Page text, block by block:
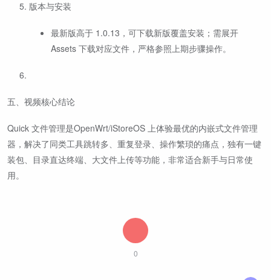
版本与安装
最新版高于 1.0.13，可下载新版覆盖安装；需展开
Assets 下载对应文件，严格参照上期步骤操作。
五、视频核心结论
Quick 文件管理是OpenWrt/iStoreOS 上体验最优的内嵌式文件管理
器，解决了同类工具跳转多、重复登录、操作繁琐的痛点，独有一键
装包、目录直达终端、大文件上传等功能，非常适合新手与日常使
用。
0